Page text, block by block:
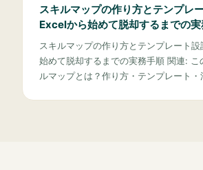
スキルマップの作り方とテンプレ
Excelから始めて脱却するまでの
スキルマップの作り方とテンプレート
始めて脱却するまでの実務手順 関連: こ
ルマップとは？作り方・テンプレート